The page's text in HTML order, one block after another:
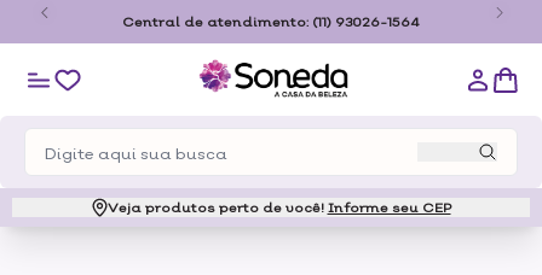
Central de atendimento: (11) 93026-1564
Veja produtos perto de você! Informe seu CEP